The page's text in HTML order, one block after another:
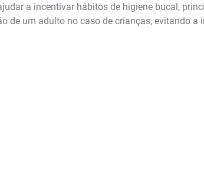
a incentivar hábitos de higiene bucal,
de um adulto no caso de crianças, evitando a